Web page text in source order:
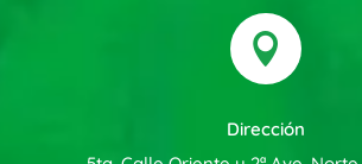

Dirección